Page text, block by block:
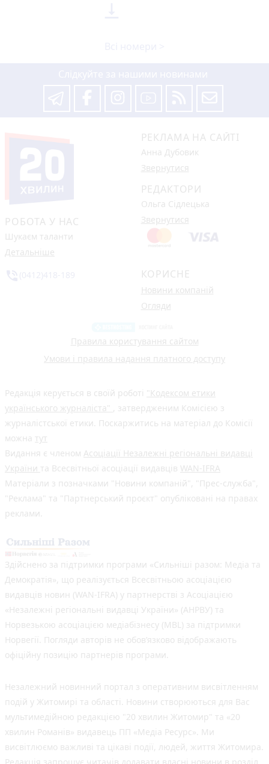
РОБОТА У НАС
Шукаєм таланти
Детальніше
РЕКЛАМА НА САЙТІ
Анна Дубовик
Звернутися
РЕДАКТОРИ
Ольга Сідлецька
Звернутися
КОРИСНЕ
Новини компаній
Огляди
Правила користування сайтом
Умови і правила надання платного доступу
Редакція керується в своїй роботі "Кодексом етики
українського журналіста"
, затвердженим Комісією з
журналістської етики. Поскаржитись на матеріал до Комісії
можна тут
Видання є членом Асоціації Незалежні регіональні видавці
України та Всесвітньої асоціації видавців WAN-IFRA
Матеріали з позначками "Новини компаній", "Прес-служба",
"Реклама" та "Партнерський проєкт" опубліковані на правах
реклами.
Здійснено за підтримки програми «Сильніші разом: Медіа та
Демократія», що реалізується Всесвітньою асоціацією
видавців новин (WAN-IFRA) у партнерстві з Асоціацією
«Незалежні регіональні видавці України» (АНРВУ) та
Норвезькою асоціацією медіабізнесу (MBL) за підтримки
Норвегії. Погляди авторів не обов’язково відображають
офіційну позицію партнерів програми.
Незалежний новинний портал з оперативним висвітленням
подій у Житомирі та області. Новини створюються для Вас
мультимедійною редакцією "20 хвилин Житомир" та «20
хвилин Романів» видавець ПП «Медіа Ресурс». Ми
висвітлюємо важливі та цікаві події, людей, життя Житомира.
Редакція запрошує читачів додавати власні новини в розділ